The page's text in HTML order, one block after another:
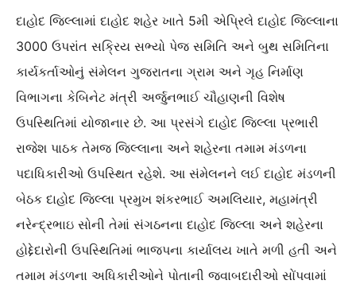
દાહોદ જિલ્લામાં દાહોદ શહેર ખાતે 5મી એપ્રિલે દાહોદ જિલ્લાના
3000 ઉપરાંત સક્રિય સભ્યો પેજ સમિતિ અને બુથ સમિતિના
કાર્યકર્તાઓનું સંમેલન ગુજરાતના ગ્રામ અને ગૃહ નિર્માણ
વિભાગના કેબિનેટ મંત્રી અર્જુનભાઈ ચૌહાણની વિશેષ
ઉપસ્થિતિમાં યોજાનાર છે. આ પ્રસંગે દાહોદ જિલ્લા પ્રભારી
રાજેશ પાઠક તેમજ જિલ્લાના અને શહેરના તમામ મંડળના
પદાધિકારીઓ ઉપસ્થિત રહેશે. આ સંમેલનને લઈ દાહોદ મંડળની
બેઠક દાહોદ જિલ્લા પ્રમુખ શંકરભાઈ અમલિયાર, મહામંત્રી
નરેન્દ્રભાઇ સોની તેમાં સંગઠનના દાહોદ જિલ્લા અને શહેરના
હોદ્દેદારોની ઉપસ્થિતિમાં ભાજપના કાર્યાલય ખાતે મળી હતી અને
તમામ મંડળના અધિકારીઓને પોતાની જવાબદારીઓ સોંપવામાં